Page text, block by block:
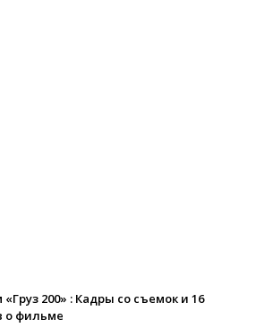
200» : Кадры со съемок и 16
о фильме